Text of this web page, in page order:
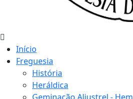
Início
Freguesia
História
Heráldica